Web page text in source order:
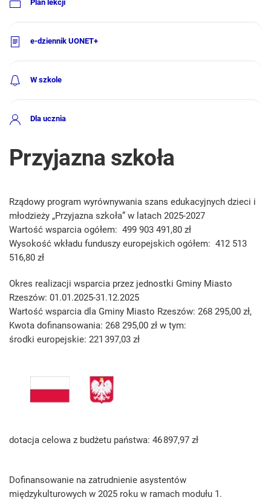
Plan lekcji
e-dziennik UONET+
W szkole
Dla ucznia
Przyjazna szkoła
Rządowy program wyrównywania szans edukacyjnych dzieci i
młodzieży „Przyjazna szkoła” w latach 2025-2027
Wartość wsparcia ogółem: 499 903 491,80 zł
Wysokość wkładu funduszy europejskich ogółem: 412 513
516,80 zł
Okres realizacji wsparcia przez jednostki Gminy Miasto
Rzeszów: 01.01.2025-31.12.2025
Wartość wsparcia dla Gminy Miasto Rzeszów: 268 295,00 zł,
Kwota dofinansowania: 268 295,00 zł w tym:
środki europejskie: 221 397,03 zł
dotacja celowa z budżetu państwa: 46 897,97 zł
Dofinansowanie na zatrudnienie asystentów
międzykulturowych w 2025 roku w ramach modułu 1.